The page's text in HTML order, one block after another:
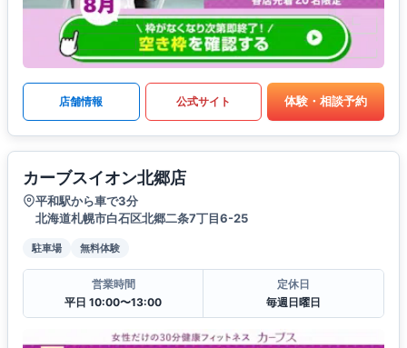
店舗情報 公式サイト 体験・相談予約
カーブスイオン北郷店
平和駅から車で3分
北海道札幌市白石区北郷二条7丁目6-25
駐車場 無料体験
営業時間
平日 10:00〜13:00
定休日
毎週日曜日